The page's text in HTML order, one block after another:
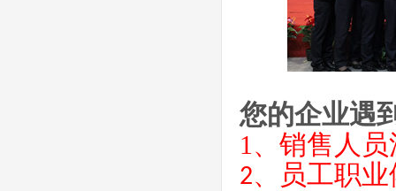
您的企业遇
1、 销售人
2、 员工职